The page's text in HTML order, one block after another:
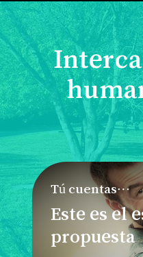
Tú cuentas…
Este es el
propuesta